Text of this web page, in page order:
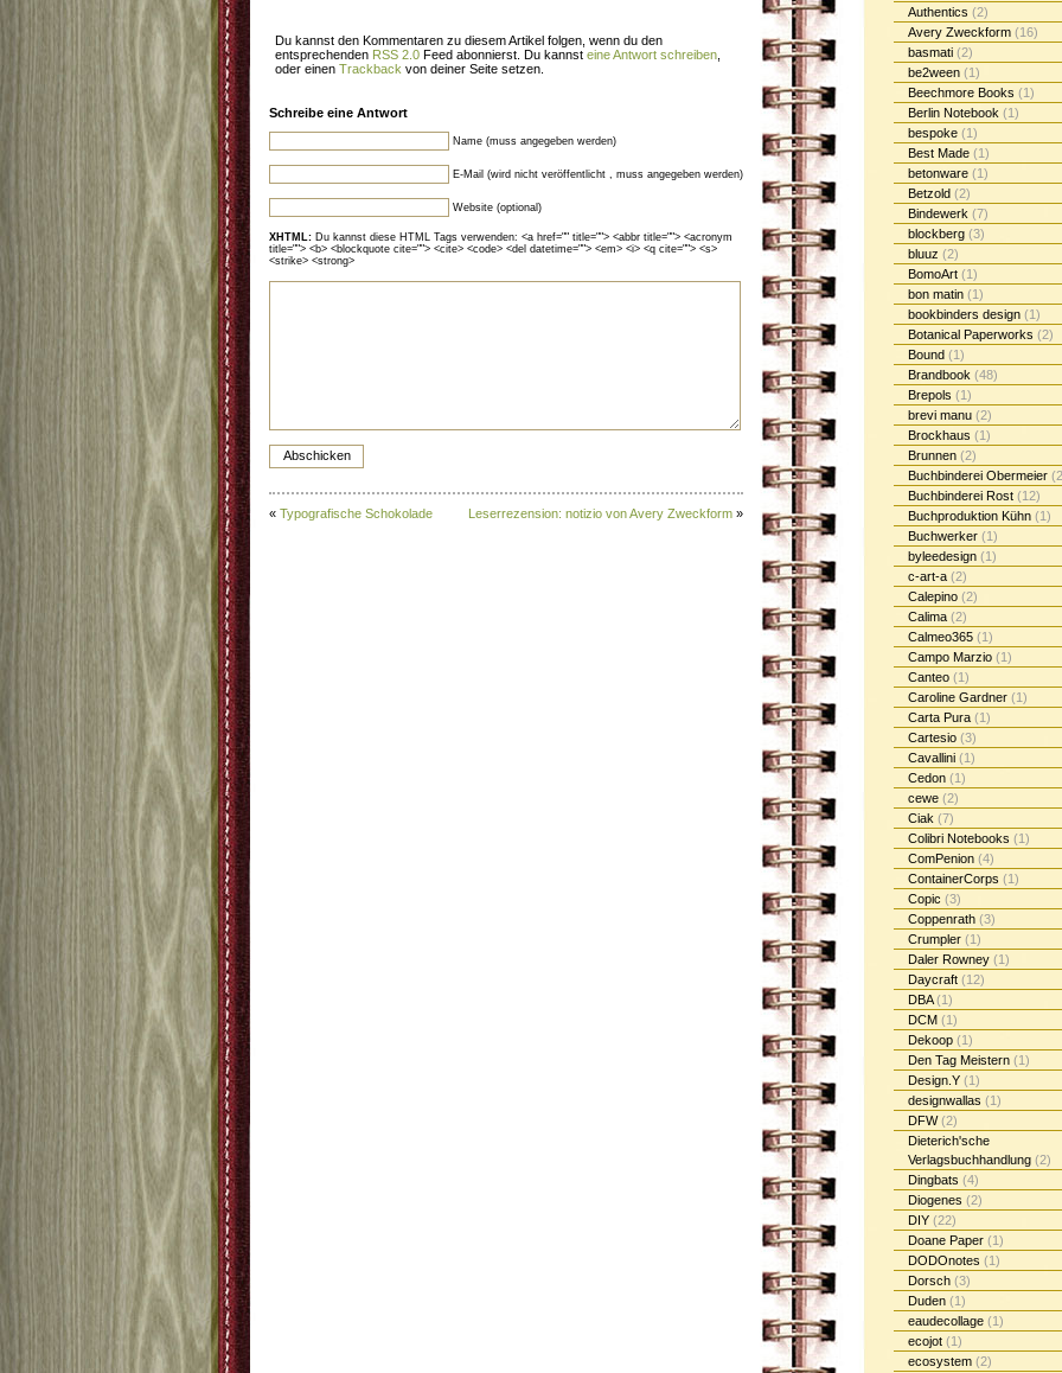
Authentics (2)
Avery Zweckform (16)
basmati (2)
be2ween (1)
Beechmore Books (1)
Berlin Notebook (1)
bespoke (1)
Best Made (1)
betonware (1)
Betzold (2)
Bindewerk (7)
blockberg (3)
bluuz (2)
BomoArt (1)
bon matin (1)
bookbinders design (1)
Botanical Paperworks (2)
Bound (1)
Brandbook (48)
Brepols (1)
brevi manu (2)
Brockhaus (1)
Brunnen (2)
Buchbinderei Obermeier
Buchbinderei Rost (12)
Buchproduktion Kühn (1)
Buchwerker (1)
byleedesign (1)
c-art-a (2)
Calepino (2)
Calima (2)
Calmeo365 (1)
Campo Marzio (1)
Canteo (1)
Caroline Gardner (1)
Carta Pura (1)
Cartesio (3)
Cavallini (1)
Cedon (1)
cewe (2)
Ciak (7)
Colibri Notebooks (1)
ComPenion (4)
ContainerCorps (1)
Copic (3)
Coppenrath (3)
Crumpler (1)
Daler Rowney (1)
Daycraft (12)
DBA(1)
DCM (1)
Dekoop (1)
Den Tag Meistern (1)
Design.Y (1)
designwallas (1)
DFW(2)
Dieterich'sche
Verlagsbuchhandlung (2)
Dingbats (4)
Diogenes (2)
DIY (22)
Doane Paper (1)
DODOnotes (1)
Dorsch (3)
Duden (1)
eaudecollage (1)
ecojot (1)
ecosystem (2)
Du kannst den Kommentaren zu diesem Artikel folgen, wenn du den
entsprechenden RSS 2.0 Feed abonnierst. Du kannst eine Antwort schreiben
oder einen Trackback von deiner Seite setzen.
Schreibe eine Antwort
Name (muss angegeben werden)
E-Mail (wird nicht veröffentlicht , muss angegeben werden)
Website (optional)
XHTML: Du kannst diese HTML Tags verwenden: <a href="" title=""> <abbr title=""> <acronym
title=""> <b> <blockquote cite=""> <cite> <code> <del datetime=""> <em> <i> <q cite=""> <s>
<strike> <strong>
« Typografische Schokolade Leserrezension: notizio von Avery Zweckform »